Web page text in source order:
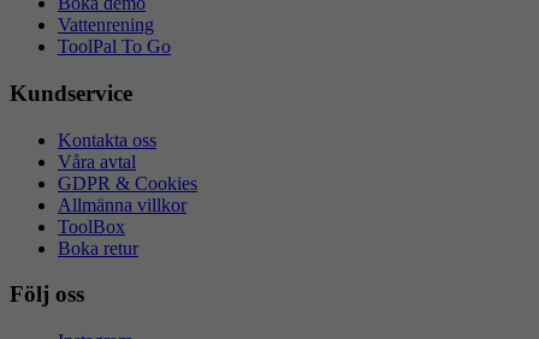
Vattenrening
ToolPal To Go
Kundservice
Kontakta oss
Våra avtal
GDPR & Cookies
Allmänna villkor
ToolBox
Boka retur
Följ oss